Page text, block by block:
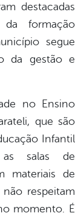
destacadas
formação
segue
da gestão e
no Ensino
que são
Infantil
as salas de
materiais de
respeitam
momento. É